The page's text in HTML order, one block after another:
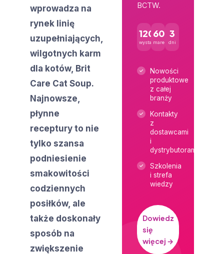
wprowadza na
rynek linię
uzupełniających,
wilgotnych karm
dla kotów, Brit
Care Cat Soup.
Najnowsze,
płynne
receptury to nie
tylko szansa
podniesienie
smakowitości
codziennych
posiłków, ale
także doskonały
sposób na
zwiększenie
BCTW.
120+
wystawców
600+
marek
3
dni
Nowości
produktowe
z całej
branży
Kontakty
z
dostawcami
i
dystrybutorami
Szkolenia
i strefa
wiedzy
Dowiedz
się
więcej →